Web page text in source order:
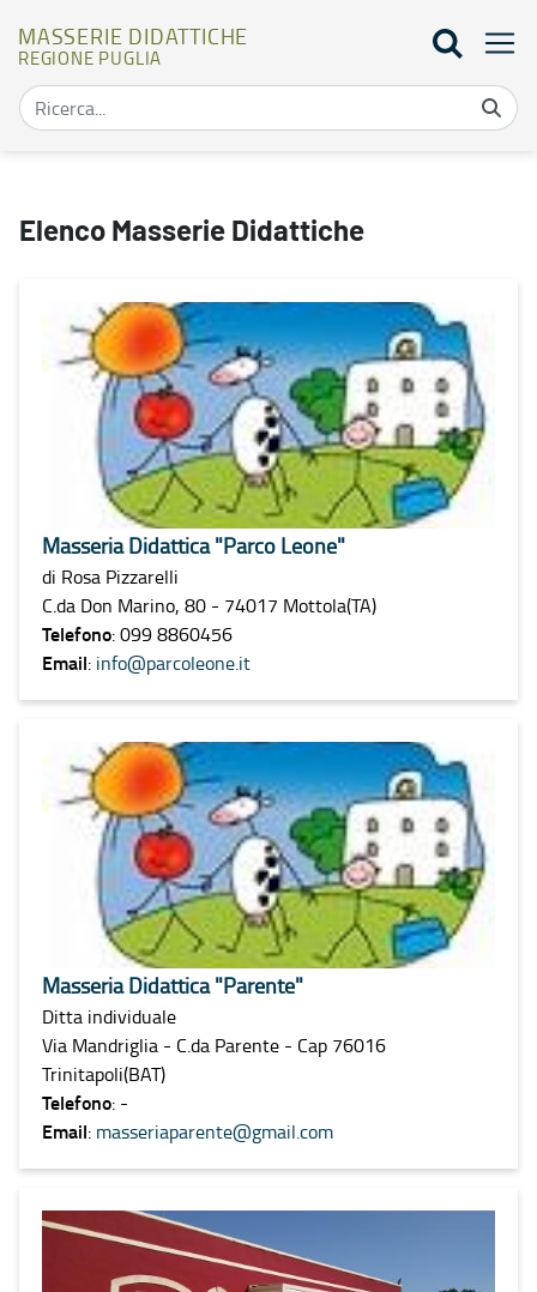
MASSERIE DIDATTICHE
REGIONE PUGLIA
Elenco Masserie Didattiche
Masseria Didattica "Parco Leone"
di Rosa Pizzarelli
C.da Don Marino, 80 - 74017 Mottola(TA)
Telefono: 099 8860456
Email: info@parcoleone.it
Masseria Didattica "Parente"
Ditta individuale
Via Mandriglia - C.da Parente - Cap 76016
Trinitapoli(BAT)
Telefono: -
Email: masseriaparente@gmail.com